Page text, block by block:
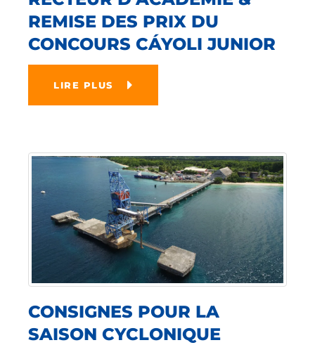
REMISE DES PRIX DU
CONCOURS CÁYOLI JUNIOR
LIRE PLUS
CONSIGNES POUR LA
SAISON CYCLONIQUE